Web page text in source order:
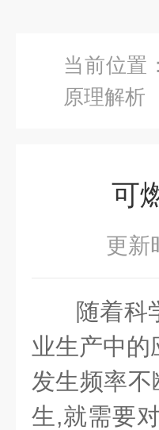
当前位置：
原理解析
可
更
随着科
业生产中的
发生频率
生,就需要